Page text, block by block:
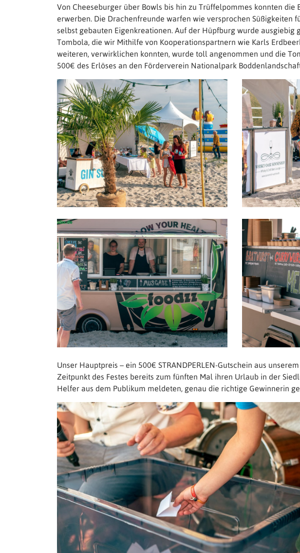
Von Cheeseburger über Bowls bis hin zu Trüffelpommes konnten die
erwerben. Die Drachenfreunde warfen wie versprochen
selbst gebauten Eigenkreationen. Auf der Hüpfburg wurde
Tombola, die wir Mithilfe von Kooperationspartnern wie Karls
weiteren, verwirklichen konnten, wurde toll angenommen und die
500€ des Erlöses an den Förderverein Nationalpark
Unser Hauptpreis – ein 500€ STRANDPERLEN-Gutschein aus
Zeitpunkt des Festes bereits zum fünften Mal ihren Urlaub in der
Helfer aus dem Publikum meldeten, genau die richtige Gewinnerin